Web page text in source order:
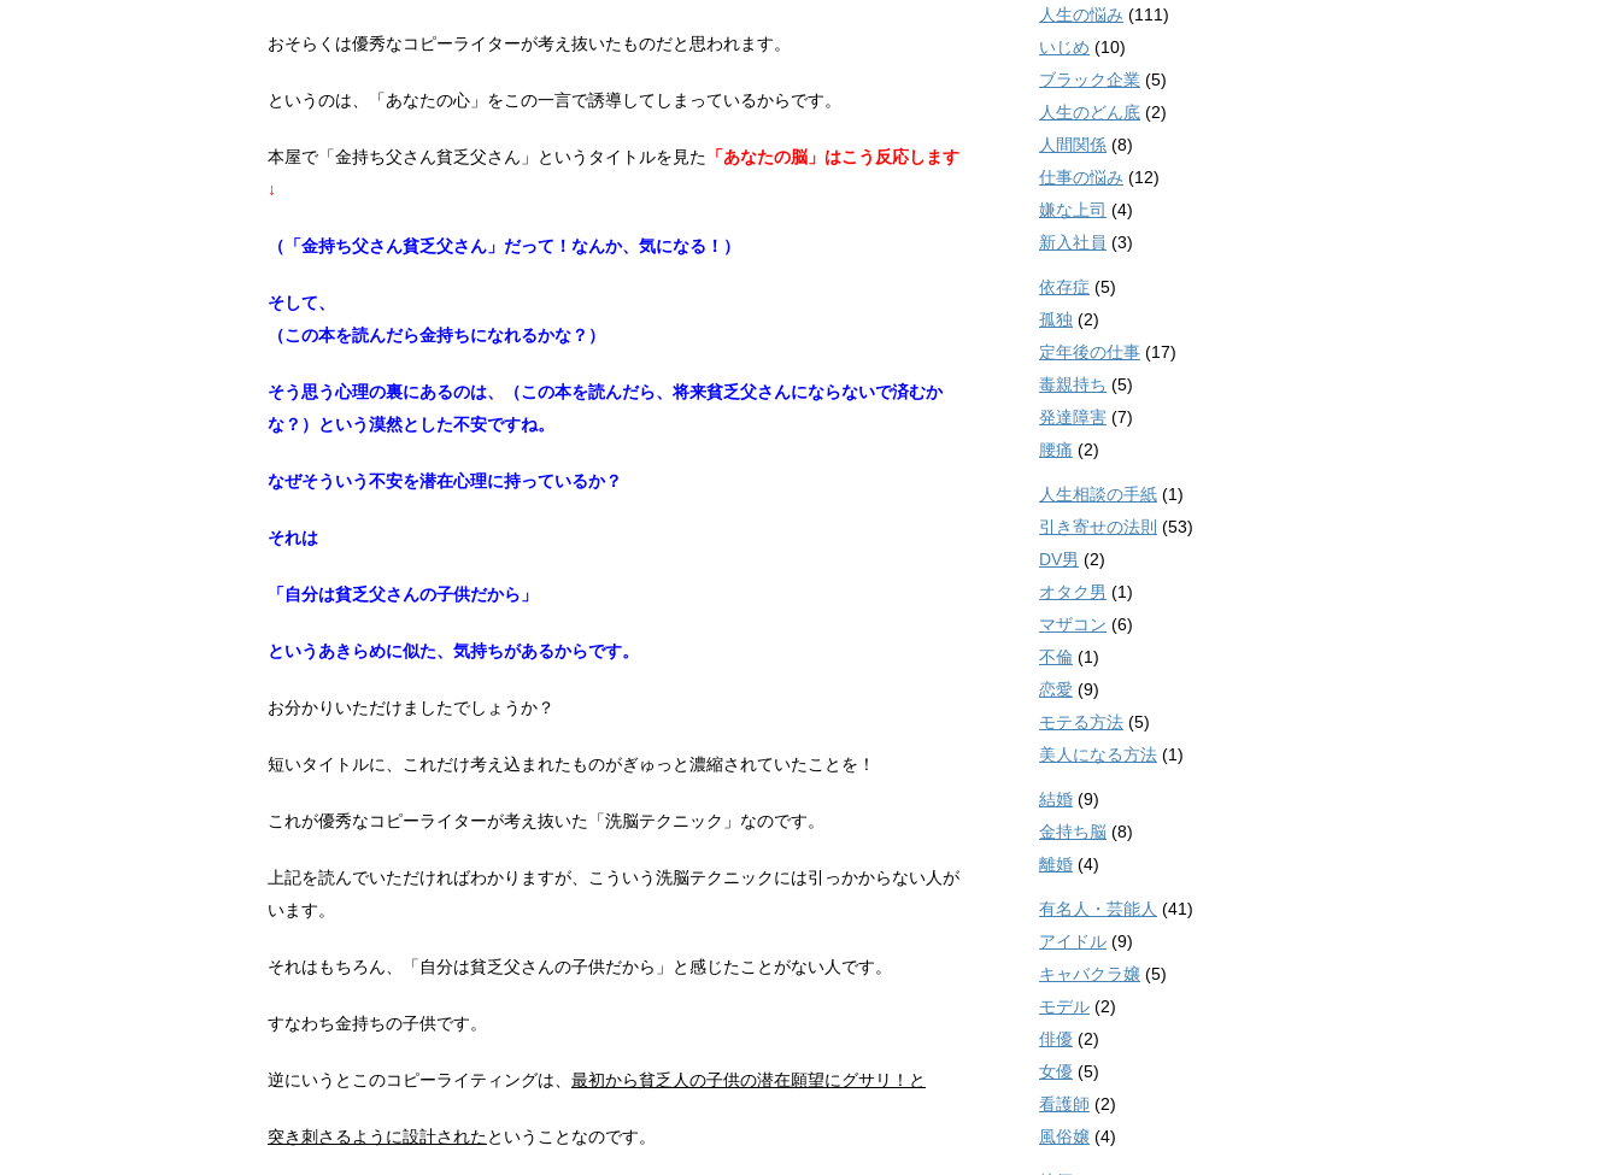
おそらくは優秀なコピーライターが考え抜いたものだと思われます。
というのは、「あなたの心」をこの一言で誘導してしまっているからです。
本屋で「金持ち父さん貧乏父さん」というタイトルを見た 「あなたの脳」はこう反応します
↓
（「金持ち父さん貧乏父さん」だって！なんか、気になる！）
そして、
（この本を読んだら金持ちになれるかな？）
そう思う心理の裏にあるのは、（この本を読んだら、将来貧乏父さんにならないで済むか
な？）という漠然とした不安ですね。
なぜそういう不安を潜在心理に持っているか？
それは
「自分は貧乏父さんの子供だから」
というあきらめに似た、気持ちがあるからです。
お分かりいただけましたでしょうか？
短いタイトルに、これだけ考え込まれたものがぎゅっと濃縮されていたことを！
これが優秀なコピーライターが考え抜いた「洗脳テクニック」なのです。
上記を読んでいただければわかりますが、こういう洗脳テクニックには引っかからない人が
います。
それはもちろん、「自分は貧乏父さんの子供だから」と感じたことがない人です。
すなわち金持ちの子供です。
逆にいうとこのコピーライティングは、 最初から貧乏人の子供の潜在願望にグサリ！と
突き刺さるように設計されたということなのです。
人生の悩み (111)
いじめ (10)
ブラック企業 (5)
人生のどん底 (2)
人間関係 (8)
仕事の悩み (12)
嫌な上司 (4)
新入社員 (3)
依存症 (5)
孤独 (2)
定年後の仕事 (17)
毒親持ち (5)
発達障害 (7)
腰痛 (2)
人生相談の手紙 (1)
引き寄せの法則 (53)
DV男 (2)
オタク男 (1)
マザコン (6)
不倫 (1)
恋愛 (9)
モテる方法 (5)
美人になる方法 (1)
結婚 (9)
金持ち脳 (8)
離婚 (4)
有名人・芸能人 (41)
アイドル (9)
キャバクラ嬢 (5)
モデル (2)
俳優 (2)
女優 (5)
看護師 (2)
風俗嬢 (4)